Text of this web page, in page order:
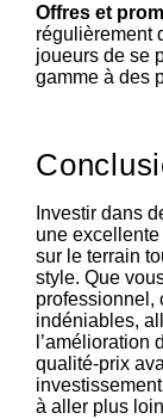
Offres et
régulièrement
joueurs de se
gamme à des
Investir dans
une
sur le terrain
style. Que
professionnel,
indéniables,
l’amélioration
qualité-prix
à aller plus